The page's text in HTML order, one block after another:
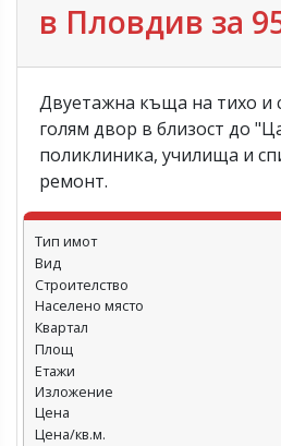
в Пловдив‎ за
Двуетажна къща на тихо и
голям двор в близост до
поликлиника, училища и
ремонт.
Тип имот
Вид
Строителство
Населено място
Квартал
Площ
Етажи
Изложение
Цена
Цена/кв.м.